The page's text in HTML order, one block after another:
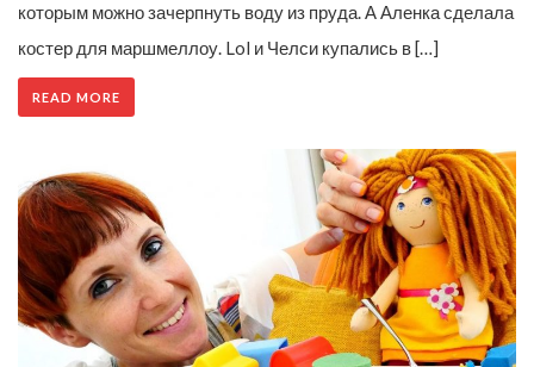
которым можно зачерпнуть воду из пруда. А Аленка сделала
костер для маршмеллоу. Lol и Челси купались в […]
READ MORE